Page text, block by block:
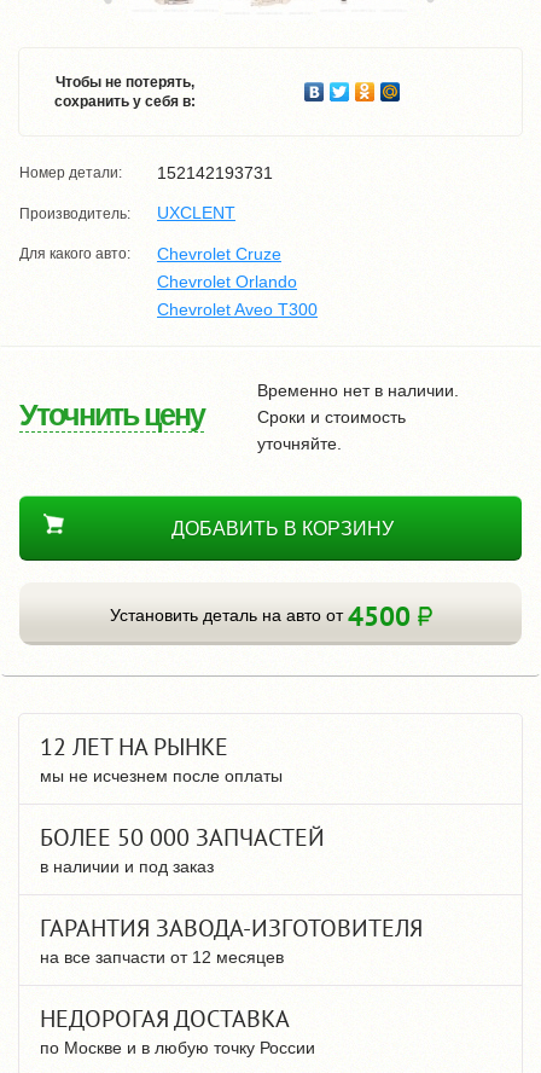
Чтобы не потерять,
сохранить у себя в:
Номер детали: 152142193731
Производитель: UXCLENT
Для какого авто:
Chevrolet Cruze
Chevrolet Orlando
Chevrolet Aveo T300
Уточнить цену
Временно нет в наличии.
Сроки и стоимость
уточняйте.
ДОБАВИТЬ В КОРЗИНУ
Установить деталь на авто от4500
12 ЛЕТ НА РЫНКЕ
мы не исчезнем после оплаты
БОЛЕЕ 50 000 ЗАПЧАСТЕЙ
в наличии и под заказ
ГАРАНТИЯ ЗАВОДА-ИЗГОТОВИТЕЛЯ
на все запчасти от 12 месяцев
НЕДОРОГАЯ ДОСТАВКА
по Москве и в любую точку России